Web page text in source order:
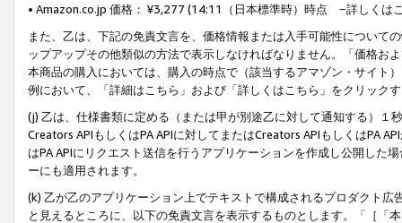
• Amazon.co.jp 価格： ¥3,277 (14:11（日本標準時）時点 −詳しくは
また、乙は、下記の免責文言を、価格情報または入手可能性について
ップアップその他類似の方法で表示しなければなりません。「価格
本商品の購入においては、購入の時点で（該当するアマゾン・サイト
例において、「詳細はこちら」および「詳しくはこちら」をクリック
(j) 乙は、仕様書類に定める（または甲が別途乙に対して通知する）
Creators APIもしくはPA APIに対してまたはCreators APIもしくはPA
はPA APIにリクエスト送信を行うアプリケーションを作成し公開した
ーにも適用されます。
(k) 乙が乙のアプリケーション上でテキストで構成されるプロダクト
と見えるところに、以下の免責文言を表示するものとします。「［「